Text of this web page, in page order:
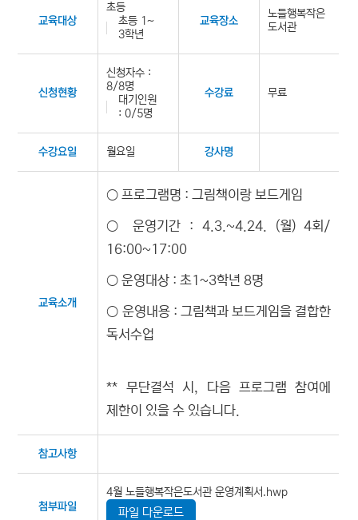
교육대상
초등
초등 1~
3학년
교육장소
노들행복작은
도서관
신청현황
신청자수 :
8/8명
대기인원
: 0/5명
수강료 무료
수강요일 월요일 강사명
교육소개
○ 프로그램명 : 그림책이랑 보드게임
○ 운영기간 : 4.3.~4.24. (월) 4회/
16:00~17:00
○ 운영대상 : 초1~3학년 8명
○ 운영내용 : 그림책과 보드게임을 결합한
독서수업
** 무단결석 시, 다음 프로그램 참여에
제한이 있을 수 있습니다.
참고사항
첨부파일
4월 노들행복작은도서관 운영계획서.hwp
파일 다운로드